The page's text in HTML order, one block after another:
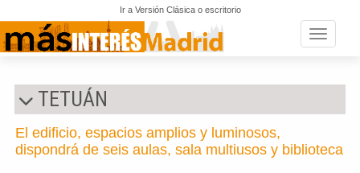
Ir a Versión Clásica o escritorio
Toggle
TETUÁN
El edificio, espacios amplios y luminosos,
dispondrá de seis aulas, sala multiusos y biblioteca